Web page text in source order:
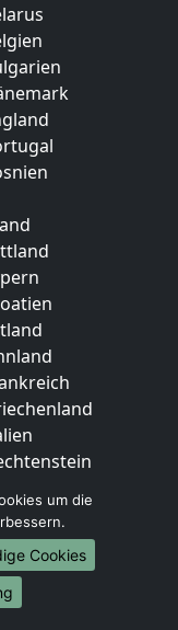
um die
Cookies